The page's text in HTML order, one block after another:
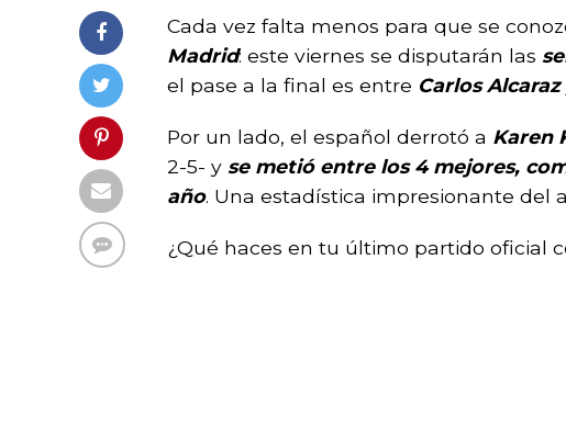
Cada vez falta menos para que se
Madrid: este viernes se disputarán las
el pase a la final es entre Carlos
Por un lado, el español derrotó a Karen
2-5- y se metió entre los 4 mejores,
año. Una estadística impresionante del
¿Qué haces en tu último partido oficial